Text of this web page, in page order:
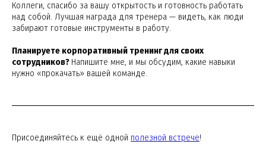
Коллеги, спасибо за вашу открытость и готовность работать
над собой. Лучшая награда для тренера — видеть, как люди
забирают готовые инструменты в работу.
Планируете корпоративный тренинг для своих
сотрудников? Напишите мне, и мы обсудим, какие навыки
нужно «прокачать» вашей команде.
Присоединяйтесь к ещё одной полезной встрече!